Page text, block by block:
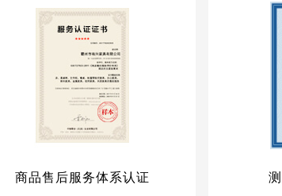
商品售后服务体系认证